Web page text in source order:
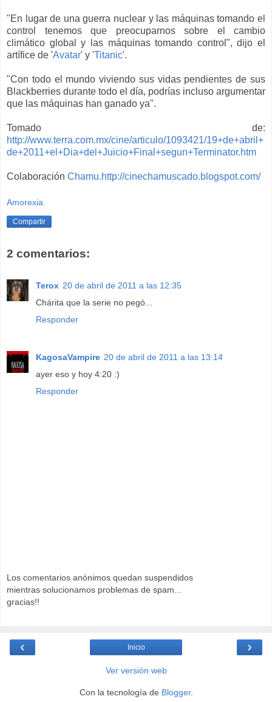
"En lugar de una guerra nuclear y las máquinas tomando el
control tenemos que preocuparnos sobre el cambio
climático global y las máquinas tomando control", dijo el
artífice de 'Avatar' y 'Titanic'.
"Con todo el mundo viviendo sus vidas pendientes de sus
Blackberries durante todo el día, podrías incluso argumentar
que las máquinas han ganado ya".
Tomado de:
http://www.terra.com.mx/cine/articulo/1093421/19+de+abril+
de+2011+el+Dia+del+Juicio+Final+segun+Terminator.htm
Colaboración Chamu.http://cinechamuscado.blogspot.com/
Amorexia.
Compartir
2 comentarios:
Terox 20 de abril de 2011 a las 12:35
Chárita que la serie no pegó...
Responder
KagosaVampire 20 de abril de 2011 a las 13:14
ayer eso y hoy 4:20 :)
Responder
Los comentarios anónimos quedan suspendidos
mientras solucionamos problemas de spam...
gracias!!
‹ ›
Inicio
Ver versión web
Con la tecnología de Blogger.